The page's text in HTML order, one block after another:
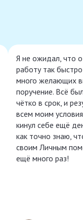
Я не ожидал, что
работу так
много желающих
поручение. Всё
чётко в срок, и
всем моим
кинул себе ещё
как точно знаю,
своим Личным
ещё много раз!